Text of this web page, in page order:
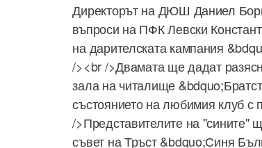
Директорът на ДЮШ Даниел
въпроси на ПФК Левски
на дарителската кампания
/><br />Двамата ще дадат
зала на читалище
състоянието на любимия клуб с
/>Представителите на "сините"
съвет на Тръст &bdquo;Синя